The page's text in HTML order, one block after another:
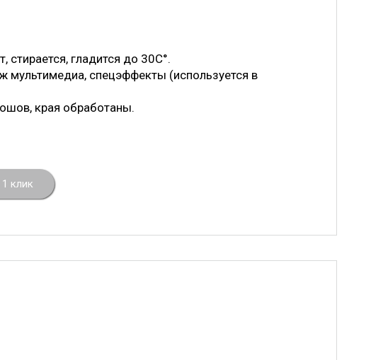
стирается, гладится до 30С°.
спецэффекты (используется в
края обработаны.
клик